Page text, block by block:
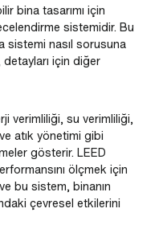
bina tasarımı için
sistemidir. Bu
sistemi nasıl sorusuna
için diğer
verimliliği, su verimliliği,
atık yönetimi gibi
gösterir. LEED
ölçmek için
bu sistem, binanın
çevresel etkilerini